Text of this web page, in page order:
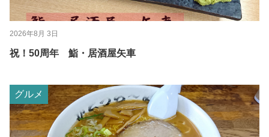
2026年8月 3日
祝！50周年 鮨・居酒屋矢車
グルメ